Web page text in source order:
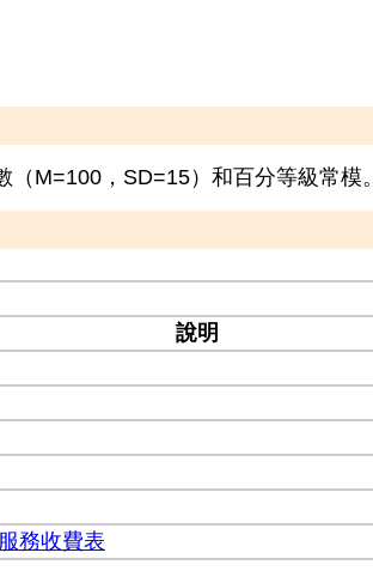
M=100，SD=15）和百分等級常模。
說明
務收費表